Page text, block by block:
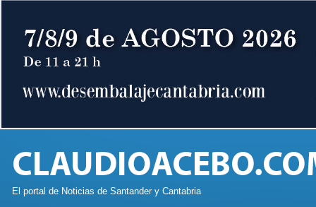
El portal de Noticias de Santander y Cantabria